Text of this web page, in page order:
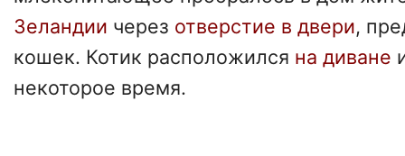
Зеландии через отверстие в двери,
кошек. Котик расположился на диване
некоторое время.